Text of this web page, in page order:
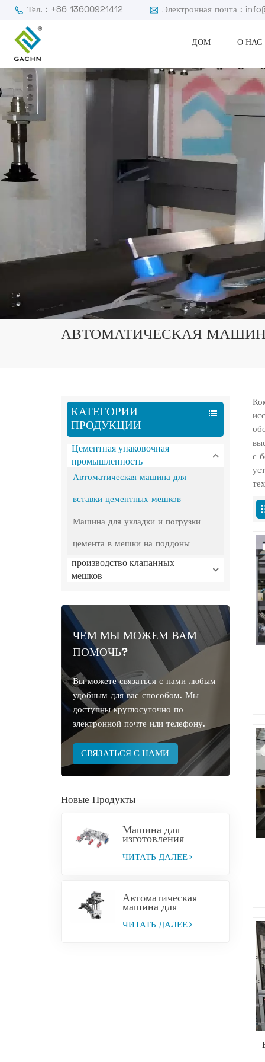
Тел. : +86 13600921412 Электронная почта :
ДОМ О НАС
АВТОМАТИЧЕСКАЯ
КАТЕГОРИИ
ПРОДУКЦИИ
Цементная упаковочная
промышленность
Автоматическая машина для
вставки цементных мешков
Машина для укладки и погрузки
цемента в мешки на поддоны
производство клапанных
мешков
ЧЕМ МЫ МОЖЕМ ВАМ
ПОМОЧЬ?
Вы можете связаться с нами любым
удобным для вас способом. Мы
доступны круглосуточно по
электронной почте или телефону.
СВЯЗАТЬСЯ С НАМИ
Новые Продукты
Машина для
изготовления
из
ЧИТАТЬ ДАЛЕЕ
Автоматическая
машина для
погрузки цемента в
ЧИТАТЬ ДАЛЕЕ
с